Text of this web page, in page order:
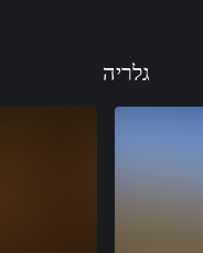
גלריה